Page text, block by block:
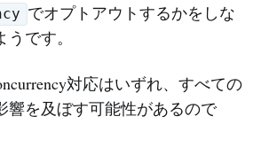
でオプトアウトするかをしな
です。
対応はいずれ、すべての
響を及ぼす可能性があるので